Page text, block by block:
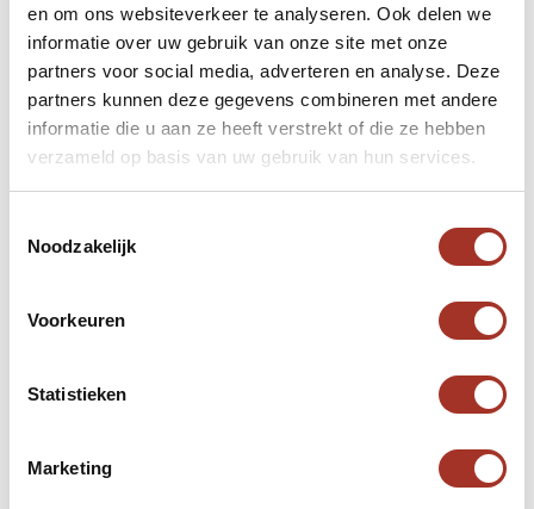
en om ons websiteverkeer te analyseren. Ook delen we
informatie over uw gebruik van onze site met onze
partners voor social media, adverteren en analyse. Deze
partners kunnen deze gegevens combineren met andere
informatie die u aan ze heeft verstrekt of die ze hebben
verzameld op basis van uw gebruik van hun services.
Noodzakelijk
Voorkeuren
Statistieken
Marketing
maart
Geopend vanaf 8.00 tot 15.30 uur, weekend
van 8.00 tot 16.00 uur
42 verlichte pistes – ruim 60 kilometer lengte
Lift lengte van 750 tot 1660 meter, met pistes
tot 2250 meter lang
Gemiddelde helling van 12 – 40% (max. 70%)
Ski-mobiel tochten met gids van Faraya naar
Faraya heeft veel te bieden, voor zowel beginners
ook snowboarden, cross-country skiën (evt. met